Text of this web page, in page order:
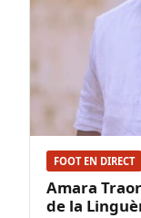
FOOT EN DIRECT
Amara
de la